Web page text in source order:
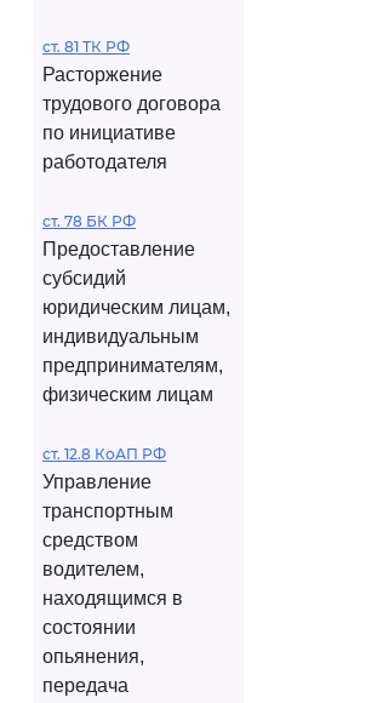
ст. 81 ТК РФ
Расторжение
трудового договора
по инициативе
работодателя
ст. 78 БК РФ
Предоставление
субсидий
юридическим лицам,
индивидуальным
предпринимателям,
физическим лицам
ст. 12.8 КоАП РФ
Управление
транспортным
средством
водителем,
находящимся в
состоянии
опьянения,
передача